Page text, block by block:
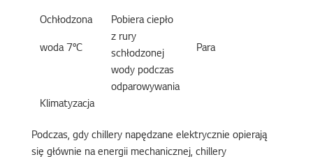
Ochłodzona
woda 7°C
Klimatyzacja
Pobiera ciepło
z rury
schłodzonej
wody podczas
odparowywania
Para
Podczas, gdy chillery napędzane elektrycznie opierają
się głównie na energii mechanicznej, chillery